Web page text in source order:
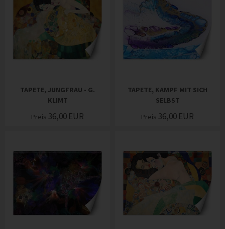
TAPETE, JUNGFRAU - G.
KLIMT
Preis 36,00 EUR
TAPETE, KAMPF MIT SICH
SELBST
Preis 36,00 EUR